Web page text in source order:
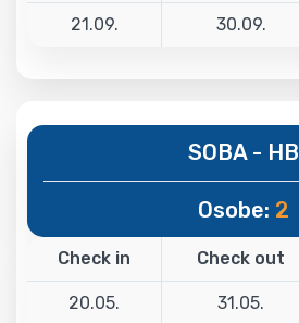
21.09. 30.09.
SOBA - HB
Osobe: 2
Check in Check out
20.05. 31.05.